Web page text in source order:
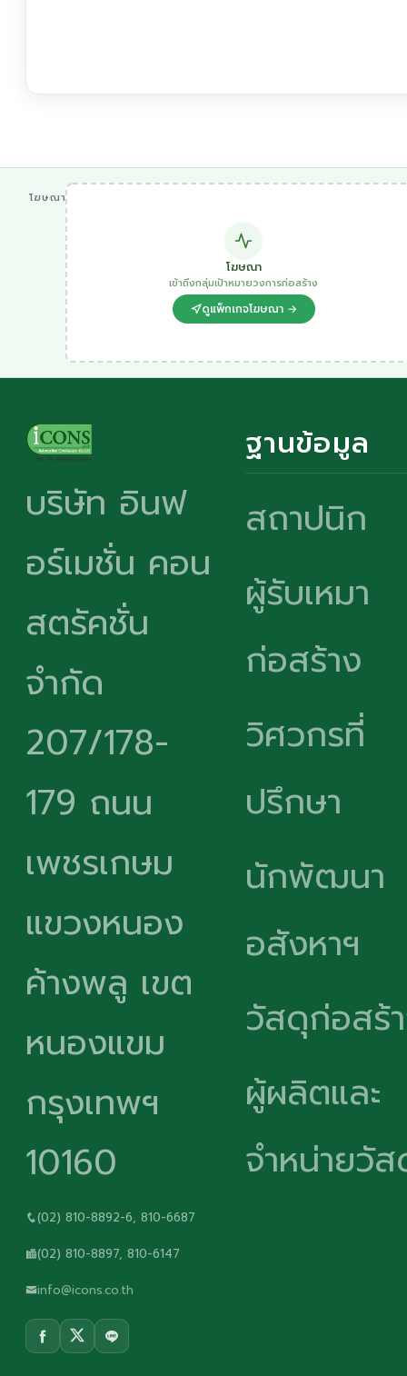
โฆษณา
โฆษณา
เข้าถึงกลุ่มเป้าหมายวงการก่อสร้าง
ดูแพ็กเกจโฆษณา →
บริษัท อินฟ
อร์เมชั่น คอน
สตรัคชั่น
จำกัด
207/178-
179 ถนน
เพชรเกษม
แขวงหนอง
ค้างพลู เขต
หนองแขม
กรุงเทพฯ
10160
(02) 810-8892-6, 810-6687
(02) 810-8897, 810-6147
info@icons.co.th
ฐานข้อมูล
สถาปนิก
ผู้รับเหมา
ก่อสร้าง
วิศวกรที่
ปรึกษา
นักพัฒนา
อสังหาฯ
วัสดุก่อสร้
ผู้ผลิตและ
จำหน่ายวั